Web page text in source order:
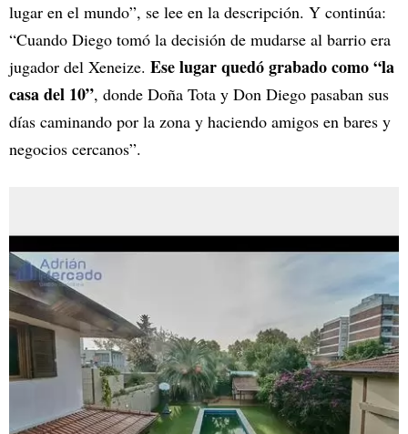
lugar en el mundo”, se lee en la descripción. Y continúa:
“Cuando Diego tomó la decisión de mudarse al barrio era
jugador del Xeneize. Ese lugar quedó grabado como “la
casa del 10”, donde Doña Tota y Don Diego pasaban sus
días caminando por la zona y haciendo amigos en bares y
negocios cercanos”.